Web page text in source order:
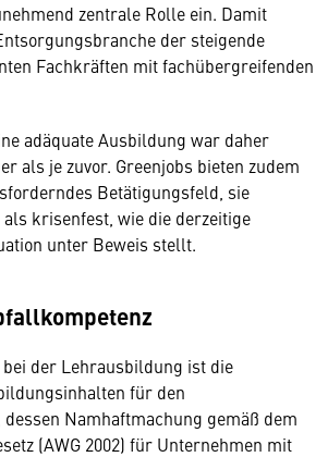
zentrale Rolle ein. Damit
der steigende
Fachkräften mit fachübergreifenden
adäquate Ausbildung war daher
als je zuvor. Greenjobs bieten zudem
Betätigungsfeld, sie
krisenfest, wie die derzeitige
unter Beweis stellt.
der Lehrausbildung ist die
für den
Namhaftmachung gemäß dem
(AWG 2002) für Unternehmen mit